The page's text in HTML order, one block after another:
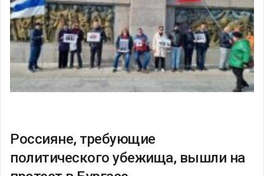
Россияне, требующие
политического убежища, вышли на